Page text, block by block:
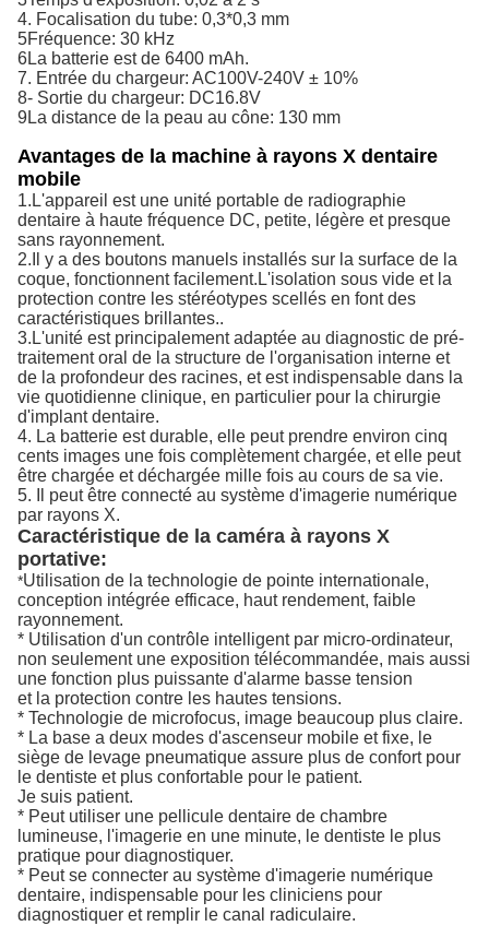
4. Focalisation du tube: 0,3*0,3 mm
5Fréquence: 30 kHz
6La batterie est de 6400 mAh.
7. Entrée du chargeur: AC100V-240V ± 10%
8- Sortie du chargeur: DC16.8V
9La distance de la peau au cône: 130 mm
Avantages de la machine à rayons X dentaire
mobile
1. L'appareil est une unité portable de radiographie
dentaire à haute fréquence DC, petite, légère et presque
sans rayonnement.
2. Il y a des boutons manuels installés sur la surface de la
coque, fonctionnent facilement.L'isolation sous vide et la
protection contre les stéréotypes scellés en font des
caractéristiques brillantes..
3. L'unité est principalement adaptée au diagnostic de pré-
traitement oral de la structure de l'organisation interne et
de la profondeur des racines, et est indispensable dans la
vie quotidienne clinique, en particulier pour la chirurgie
d'implant dentaire.
4. La batterie est durable, elle peut prendre environ cinq
cents images une fois complètement chargée, et elle peut
être chargée et déchargée mille fois au cours de sa vie.
5.
Il peut être connecté au système d'imagerie numérique
par rayons X.
Caractéristique de la caméra à rayons X
portative:
*Utilisation de la technologie de pointe internationale,
conception intégrée efficace, haut rendement, faible
rayonnement.
* Utilisation d'un contrôle intelligent par micro-ordinateur,
non seulement une exposition télécommandée, mais aussi
une fonction plus puissante d'alarme basse tension
et la protection contre les hautes tensions.
* Technologie de microfocus, image beaucoup plus claire.
* La base a deux modes d'ascenseur mobile et fixe, le
siège de levage pneumatique assure plus de confort pour
le dentiste et plus confortable pour le patient.
Je suis patient.
* Peut utiliser une pellicule dentaire de chambre
lumineuse, l'imagerie en une minute, le dentiste le plus
pratique pour diagnostiquer.
* Peut se connecter au système d'imagerie numérique
dentaire, indispensable pour les cliniciens pour
diagnostiquer et remplir le canal radiculaire.